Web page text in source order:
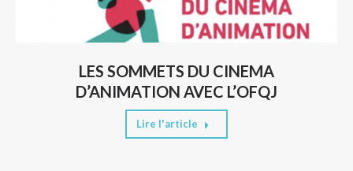
LES SOMMETS DU CINEMA
D’ANIMATION AVEC L’OFQJ
Lire l'article